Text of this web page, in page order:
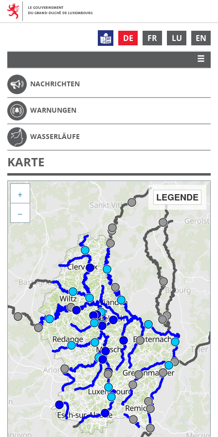
DE FR LU EN
NACHRICHTEN
WARNUNGEN
WASSERLÄUFE
KARTE
LEGENDE
+
−